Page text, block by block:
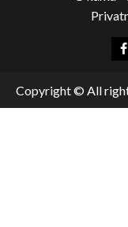
Copyright © All